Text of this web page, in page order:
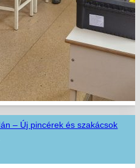
– Új pincérek és szakácsok